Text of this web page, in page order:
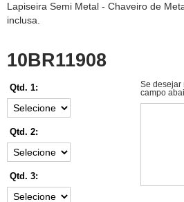
Lapiseira Semi Metal - Chaveiro de
inclusa.
10BR11908
Qtd. 1:
Qtd. 2:
Qtd. 3:
Se desejar
campo